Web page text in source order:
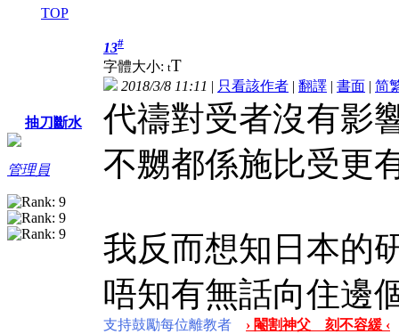
TOP
抽刀斷水
管理員
13#
字體大小: tT
2018/3/8 11:11 | 只看該作者 | 翻譯 | 書面 | 简
代禱對受者沒有影
不嬲都係施比受更
我反而想知日本的
唔知有無話向住邊
支持鼓勵每位離教者
› 閹割神父 刻不容緩 ‹